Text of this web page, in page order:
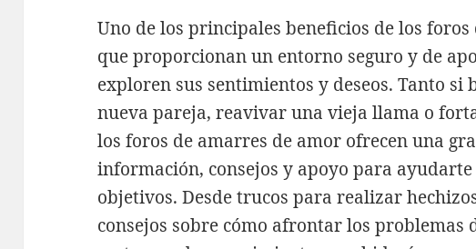
Uno de los principales beneficios de los
que proporcionan un entorno seguro y de
exploren sus sentimientos y deseos. Tanto si
nueva pareja, reavivar una vieja llama o
los foros de amarres de amor ofrecen una
información, consejos y apoyo para
objetivos. Desde trucos para realizar
consejos sobre cómo afrontar los problemas